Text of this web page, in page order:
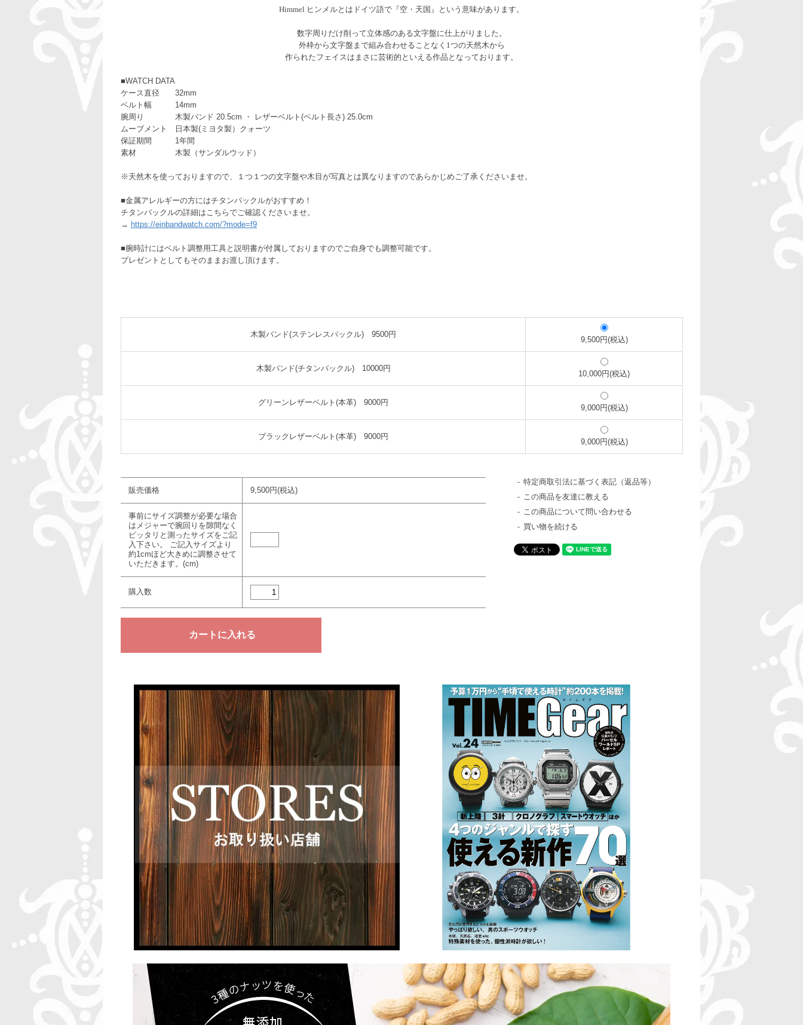
Himmel ヒンメルとはドイツ語で『空・天国』という意味があります。
数字周りだけ削って立体感のある文字盤に仕上がりました。
外枠から文字盤まで組み合わせることなく1つの天然木から
作られたフェイスはまさに芸術的といえる作品となっております。
■WATCH DATA
ケース直径 32mm
ベルト幅 14mm
腕周り 木製バンド 20.5cm ・ レザーベルト(ベルト長さ) 25.0cm
ムーブメント 日本製(ミヨタ製）クォーツ
保証期間 1年間
素材 木製（サンダルウッド）
※天然木を使っておりますので、１つ１つの文字盤や木目が写真とは異なりますのであらかじめご了承くださいませ。
■金属アレルギーの方にはチタンバックルがおすすめ！
チタンバックルの詳細はこちらでご確認くださいませ。
→ https://einbandwatch.com/?mode=f9
■腕時計にはベルト調整用工具と説明書が付属しておりますのでご自身でも調整可能です。
プレゼントとしてもそのままお渡し頂けます。
木製バンド(ステンレスバックル) 9500円
9,500円(税込)
木製バンド(チタンバックル) 10000円
10,000円(税込)
グリーンレザーベルト(本革) 9000円
9,000円(税込)
ブラックレザーベルト(本革) 9000円
9,000円(税込)
販売価格 9,500円(税込)
事前にサイズ調整が必要な場合
はメジャーで腕回りを隙間なく
ピッタリと測ったサイズをご記
入下さい。 ご記入サイズより
約1cmほど大きめに調整させて
いただきます。(cm)
購入数
特定商取引法に基づく表記（返品等）
この商品を友達に教える
この商品について問い合わせる
買い物を続ける